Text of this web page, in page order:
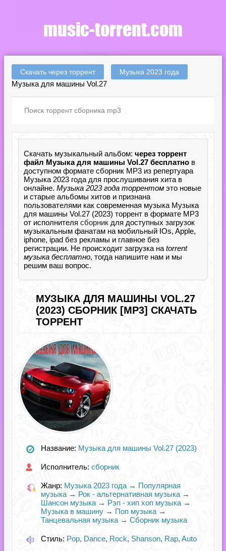
Скачать через торрент Музыка 2023 года
Музыка для машины Vol.27
Скачать музыкальный альбом: через торрент
файл Музыка для машины Vol.27 бесплатно в
доступном формате сборник MP3 из репертуара
Музыка 2023 года для прослушивания хита в
онлайне. Музыка 2023 года торрентом это новые
и старые альбомы хитов и признана
пользователями как современная музыка Музыка
для машины Vol.27 (2023) торрент в формате MP3
от исполнителя сборник для доступных загрузок
музыкальным фанатам на мобильный IOs, Apple,
iphone, ipad без рекламы и главное без
регистрации. Не происходит загрузка на torrent
музыка бесплатно, тогда напишите нам и мы
решим ваш вопрос.
МУЗЫКА ДЛЯ МАШИНЫ VOL.27
(2023) СБОРНИК [MP3] СКАЧАТЬ
ТОРРЕНТ
Название: Музыка для машины Vol.27 (2023)
Исполнитель: сборник
Жанр: Музыка 2023 года → Популярная
музыка → Рок - альтернативная музыка →
Шансон музыка → Рэп - хип хоп музыка →
Музыка в машину → Поп музыка →
Танцевальная музыка → Сборник музыка
Стиль: Pop, Dance, Rock, Shanson, Rap, Auto